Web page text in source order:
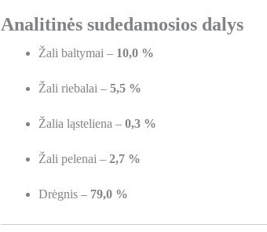
Analitinės sudedamosios dalys
Žali baltymai – 10,0 %
Žali riebalai – 5,5 %
Žalia ląsteliena – 0,3 %
Žali pelenai – 2,7 %
Drėgnis – 79,0 %